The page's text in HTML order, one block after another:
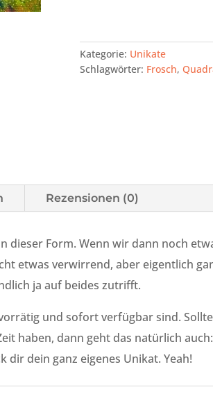
Kategorie: Unikate
Schlagwörter: Frosch,
Rezensionen (0)
dieser Form. Wenn wir dann noch
etwas verwirrend, aber eigentlich
ja auf beides zutrifft.
und sofort verfügbar sind.
haben, dann geht das natürlich
dir dein ganz eigenes Unikat. Yeah!